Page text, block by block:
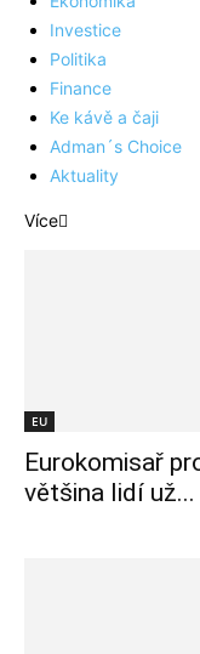
Investice
Politika
Finance
Ke kávě a čaji
Adman´s Choice
Aktuality
Více
EU
Eurokomisař
většina lidí už...